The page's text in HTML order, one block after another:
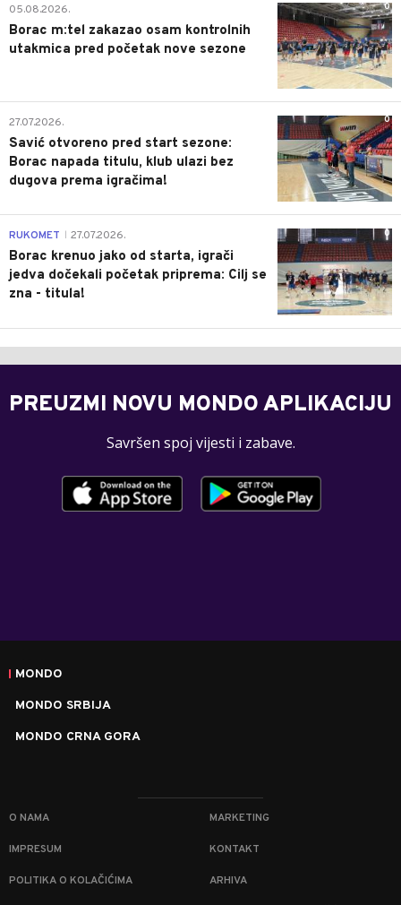
0
05.08.2026.
Borac m:tel zakazao osam kontrolnih
utakmica pred početak nove sezone
0
27.07.2026.
Savić otvoreno pred start sezone:
Borac napada titulu, klub ulazi bez
dugova prema igračima!
0
RUKOMET 27.07.2026.
Borac krenuo jako od starta, igrači
jedva dočekali početak priprema: Cilj se
zna - titula!
PREUZMI NOVU MONDO APLIKACIJU
Savršen spoj vijesti i zabave.
MONDO
MONDO SRBIJA
MONDO CRNA GORA
O NAMA MARKETING
IMPRESUM KONTAKT
POLITIKA O KOLAČIĆIMA ARHIVA